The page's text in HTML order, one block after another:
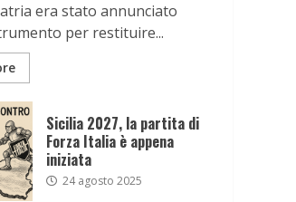
era stato annunciato
per restituire...
Sicilia 2027, la partita di
Forza Italia è appena
iniziata
24 agosto 2025